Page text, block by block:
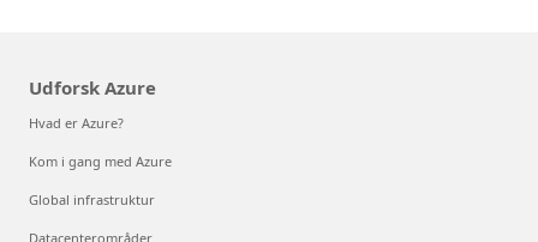
Udforsk Azure
Hvad er Azure?
Kom i gang med Azure
Global infrastruktur
Datacenterområder